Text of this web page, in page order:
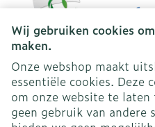
Wij gebruiken cookies
maken.
Onze webshop maakt
essentiële cookies. Deze
om onze website te
geen gebruik van andere
Juridische links